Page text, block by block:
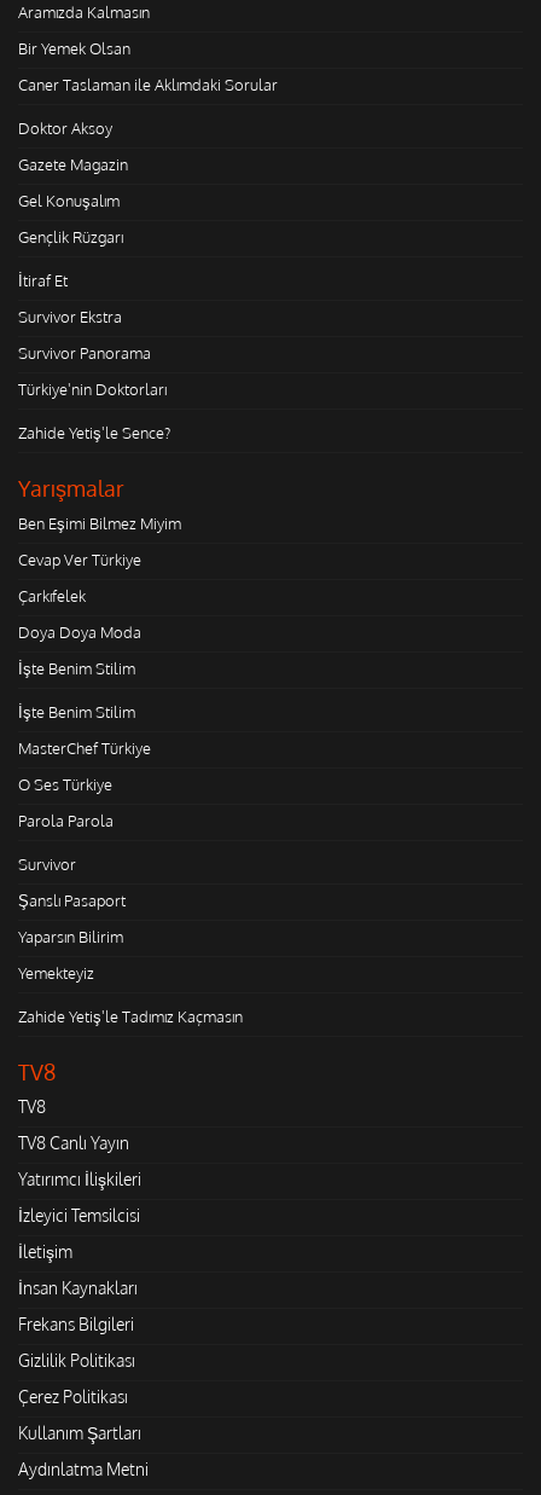
Aramızda Kalmasın
Bir Yemek Olsan
Caner Taslaman ile Aklımdaki Sorular
Doktor Aksoy
Gazete Magazin
Gel Konuşalım
Gençlik Rüzgarı
İtiraf Et
Survivor Ekstra
Survivor Panorama
Türkiye'nin Doktorları
Zahide Yetiş'le Sence?
Yarışmalar
Ben Eşimi Bilmez Miyim
Cevap Ver Türkiye
Çarkıfelek
Doya Doya Moda
İşte Benim Stilim
İşte Benim Stilim
MasterChef Türkiye
O Ses Türkiye
Parola Parola
Survivor
Şanslı Pasaport
Yaparsın Bilirim
Yemekteyiz
Zahide Yetiş'le Tadımız Kaçmasın
TV8
TV8
TV8 Canlı Yayın
Yatırımcı İlişkileri
İzleyici Temsilcisi
İletişim
İnsan Kaynakları
Frekans Bilgileri
Gizlilik Politikası
Çerez Politikası
Kullanım Şartları
Aydınlatma Metni